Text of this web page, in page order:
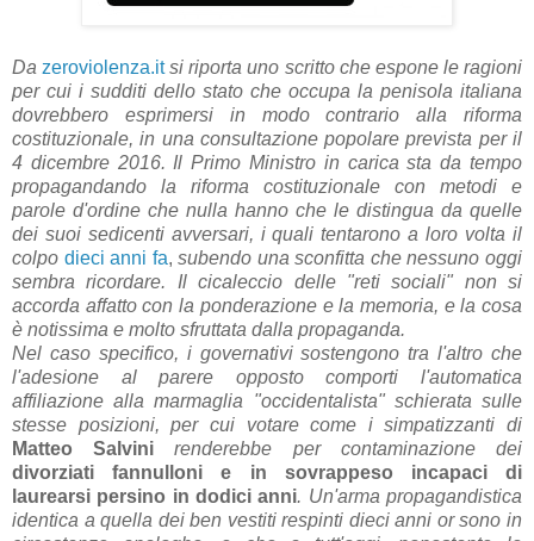
Da zeroviolenza.it si riporta uno scritto che espone le ragioni
per cui i sudditi dello stato che occupa la penisola italiana
dovrebbero esprimersi in modo contrario alla riforma
costituzionale, in una consultazione popolare prevista per il
4 dicembre 2016. Il Primo Ministro in carica sta da tempo
propagandando la riforma costituzionale con metodi e
parole d'ordine che nulla hanno che le distingua da quelle
dei suoi sedicenti avversari, i quali tentarono a loro volta il
colpo dieci anni fa, subendo una sconfitta che nessuno oggi
sembra ricordare. Il cicaleccio delle "reti sociali" non si
accorda affatto con la ponderazione e la memoria, e la cosa
è notissima e molto sfruttata dalla propaganda.
Nel caso specifico, i governativi sostengono tra l'altro che
l'adesione al parere opposto comporti l'automatica
affiliazione alla marmaglia "occidentalista" schierata sulle
stesse posizioni, per cui votare come i simpatizzanti di
Matteo Salvini renderebbe per contaminazione dei
divorziati fannulloni e in sovrappeso incapaci di
laurearsi persino in dodici anni. Un'arma propagandistica
identica a quella dei ben vestiti respinti dieci anni or sono in